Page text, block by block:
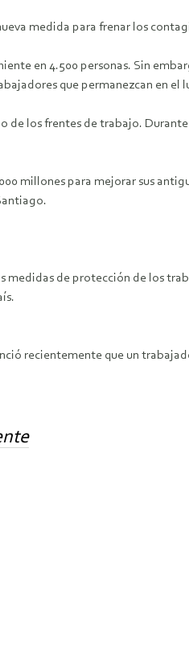
medida para frenar los
en 4.500 personas. Sin
que permanezcan en el
de los frentes de trabajo.
millones para mejorar sus
de protección de los
recientemente que un